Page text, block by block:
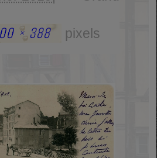
× 388 pixels